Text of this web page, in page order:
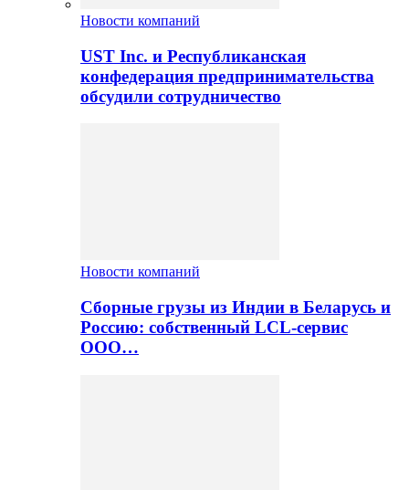
Новости компаний
UST Inc. и Республиканская
конфедерация предпринимательства
обсудили сотрудничество
Новости компаний
Сборные грузы из Индии в Беларусь и
Россию: собственный LCL-сервис
ООО…